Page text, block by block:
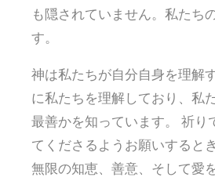
も隠されていません。私たち
す。
神は私たちが自分自身を理解
に私たちを理解しており、私
最善かを知っています。 祈り
てくださるようお願いすると
無限の知恵、善意、そして愛